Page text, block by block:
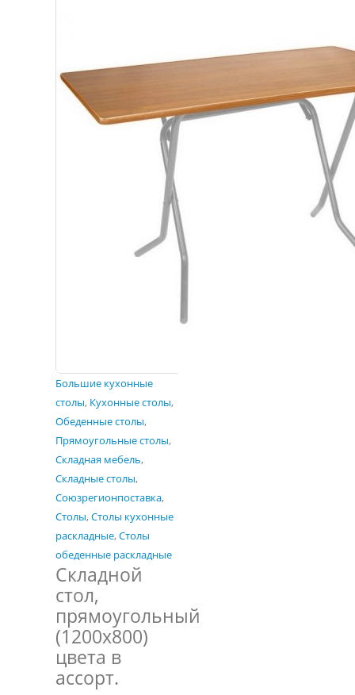
Большие кухонные
столы, Кухонные столы,
Обеденные столы,
Прямоугольные столы,
Складная мебель,
Складные столы,
Союзрегионпоставка,
Столы,Столы кухонные
раскладные,Столы
обеденные раскладные
Складной
стол,
прямоугольный
(1200х800)
цвета в
ассорт.